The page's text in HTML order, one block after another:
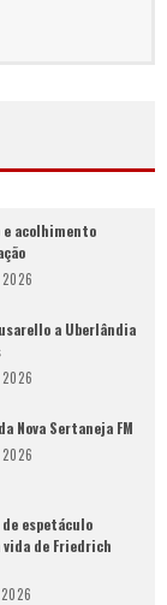
e acolhimento
a Uberlândia
Nova Sertaneja FM
espetáculo
de Friedrich